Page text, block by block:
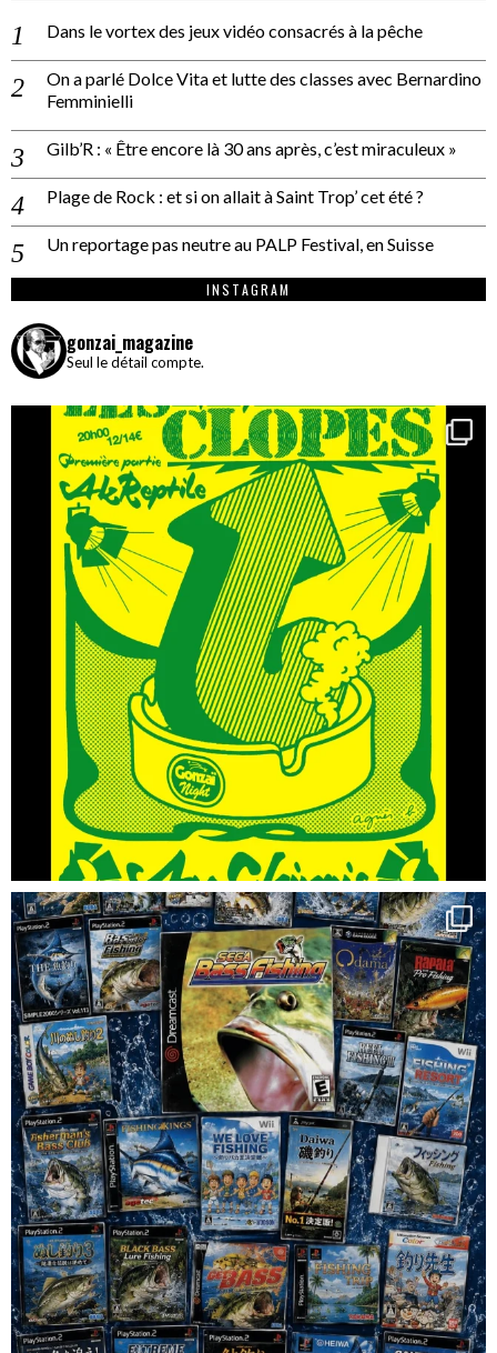
Dans le vortex des jeux vidéo consacrés à la pêche
On a parlé Dolce Vita et lutte des classes avec Bernardino
Femminielli
Gilb’R : « Être encore là 30 ans après, c’est miraculeux »
Plage de Rock : et si on allait à Saint Trop’ cet été ?
Un reportage pas neutre au PALP Festival, en Suisse
INSTAGRAM
gonzai_magazine
Seul le détail compte.